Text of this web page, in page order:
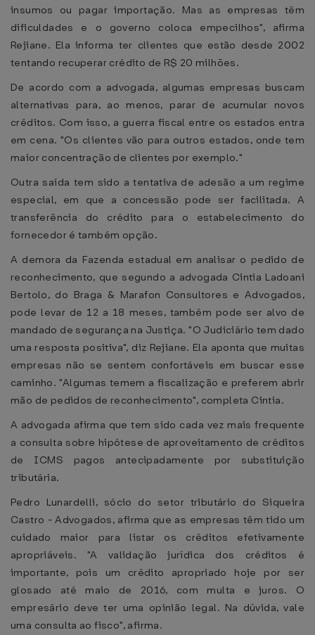
insumos ou pagar importação. Mas as empresas têm
dificuldades e o governo coloca empecilhos", afirma
Rejiane. Ela informa ter clientes que estão desde 2002
tentando recuperar crédito de R$ 20 milhões.
De acordo com a advogada, algumas empresas buscam
alternativas para, ao menos, parar de acumular novos
créditos. Com isso, a guerra fiscal entre os estados entra
em cena. "Os clientes vão para outros estados, onde tem
maior concentração de clientes por exemplo."
Outra saída tem sido a tentativa de adesão a um regime
especial, em que a concessão pode ser facilitada. A
transferência do crédito para o estabelecimento do
fornecedor é também opção.
A demora da Fazenda estadual em analisar o pedido de
reconhecimento, que segundo a advogada Cintia Ladoani
Bertolo, do Braga & Marafon Consultores e Advogados,
pode levar de 12 a 18 meses, também pode ser alvo de
mandado de segurança na Justiça. "O Judiciário tem dado
uma resposta positiva", diz Rejiane. Ela aponta que muitas
empresas não se sentem confortáveis em buscar esse
caminho. "Algumas temem a fiscalização e preferem abrir
mão de pedidos de reconhecimento", completa Cintia.
A advogada afirma que tem sido cada vez mais frequente
a consulta sobre hipótese de aproveitamento de créditos
de ICMS pagos antecipadamente por substituição
tributária.
Pedro Lunardelli, sócio do setor tributário do Siqueira
Castro - Advogados, afirma que as empresas têm tido um
cuidado maior para listar os créditos efetivamente
apropriáveis. "A validação jurídica dos créditos é
importante, pois um crédito apropriado hoje por ser
glosado até maio de 2016, com multa e juros. O
empresário deve ter uma opinião legal. Na dúvida, vale
uma consulta ao fisco", afirma.